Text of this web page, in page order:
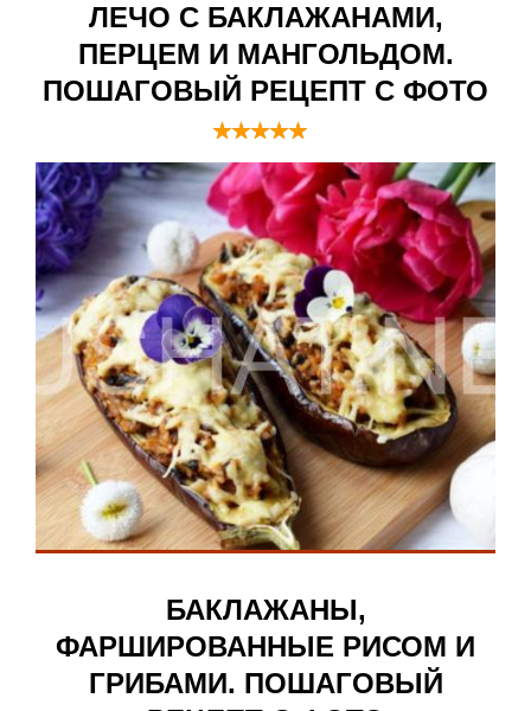
ЛЕЧО С БАКЛАЖАНАМИ,
ПЕРЦЕМ И МАНГОЛЬДОМ.
ПОШАГОВЫЙ РЕЦЕПТ С ФОТО
БАКЛАЖАНЫ,
ФАРШИРОВАННЫЕ РИСОМ И
ГРИБАМИ. ПОШАГОВЫЙ